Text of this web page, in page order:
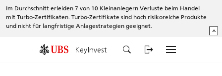
Im Durchschnitt erleiden 7 von 10 Kleinanlegern Verluste beim Handel
mit Turbo-Zertifikaten. Turbo-Zertifikate sind hoch risikoreiche Produkte
und nicht für langfristige Anlagestrategien geeignet.
^
KeyInvest